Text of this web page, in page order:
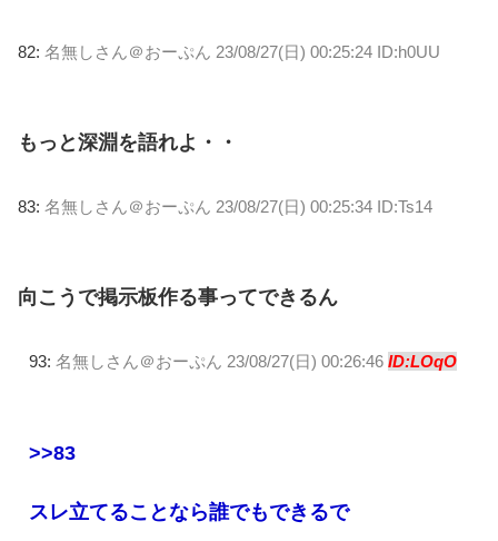
82: 名無しさん＠おーぷん 23/08/27(日) 00:25:24 ID:h0UU
もっと深淵を語れよ・・
83: 名無しさん＠おーぷん 23/08/27(日) 00:25:34 ID:Ts14
向こうで掲示板作る事ってできるん
93: 名無しさん＠おーぷん 23/08/27(日) 00:26:46 ID:LOqO
>>83
スレ立てることなら誰でもできるで